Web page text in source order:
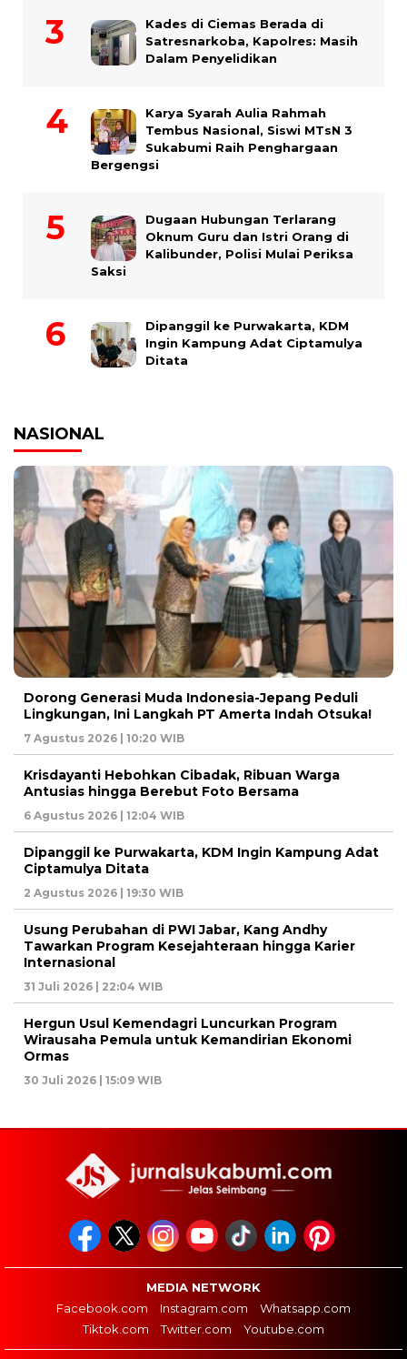
Kades di Ciemas Berada di
Satresnarkoba, Kapolres: Masih
Dalam Penyelidikan
Karya Syarah Aulia Rahmah
Tembus Nasional, Siswi MTsN 3
Sukabumi Raih Penghargaan
Bergengsi
Dugaan Hubungan Terlarang
Oknum Guru dan Istri Orang di
Kalibunder, Polisi Mulai Periksa
Saksi
Dipanggil ke Purwakarta, KDM
Ingin Kampung Adat Ciptamulya
Ditata
NASIONAL
Dorong Generasi Muda Indonesia-Jepang Peduli
Lingkungan, Ini Langkah PT Amerta Indah Otsuka!
7 Agustus 2026 | 10:20 WIB
Krisdayanti Hebohkan Cibadak, Ribuan Warga
Antusias hingga Berebut Foto Bersama
6 Agustus 2026 | 12:04 WIB
Dipanggil ke Purwakarta, KDM Ingin Kampung Adat
Ciptamulya Ditata
2 Agustus 2026 | 19:30 WIB
Usung Perubahan di PWI Jabar, Kang Andhy
Tawarkan Program Kesejahteraan hingga Karier
Internasional
31 Juli 2026 | 22:04 WIB
Hergun Usul Kemendagri Luncurkan Program
Wirausaha Pemula untuk Kemandirian Ekonomi
Ormas
30 Juli 2026 | 15:09 WIB
MEDIA NETWORK
Facebook.com
Instagram.com
Whatsapp.com
Tiktok.com
Twitter.com Youtube.com